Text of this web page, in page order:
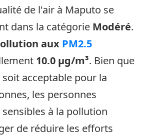
de l'air à Maputo se
dans la catégorie Modéré.
aux PM2.5
10.0 µg/m³. Bien que
soit acceptable pour la
les personnes
à la pollution
de réduire les efforts